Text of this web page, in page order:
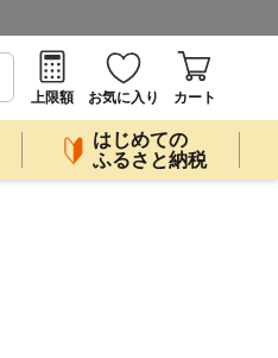
上限額
お気に入り カート
はじめての
ふるさと納税